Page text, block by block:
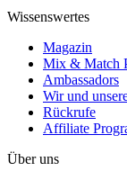
Wissenswertes
Magazin
Mix & Match
Ambassadors
Wir und
Rückrufe
Affiliate
Über uns